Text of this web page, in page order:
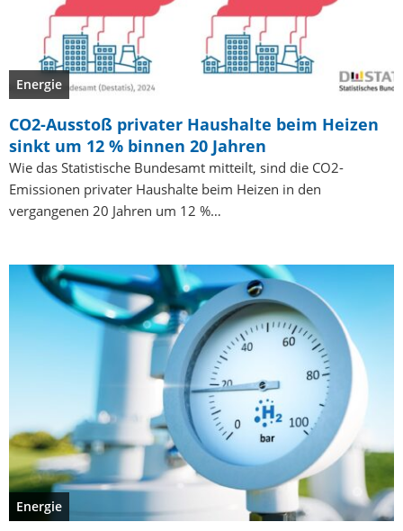
Energie
CO2-Ausstoß privater Haushalte beim Heizen
sinkt um 12 % binnen 20 Jahren
Wie das Statistische Bundesamt mitteilt, sind die CO2-
Emissionen privater Haushalte beim Heizen in den
vergangenen 20 Jahren um 12 %…
Energie